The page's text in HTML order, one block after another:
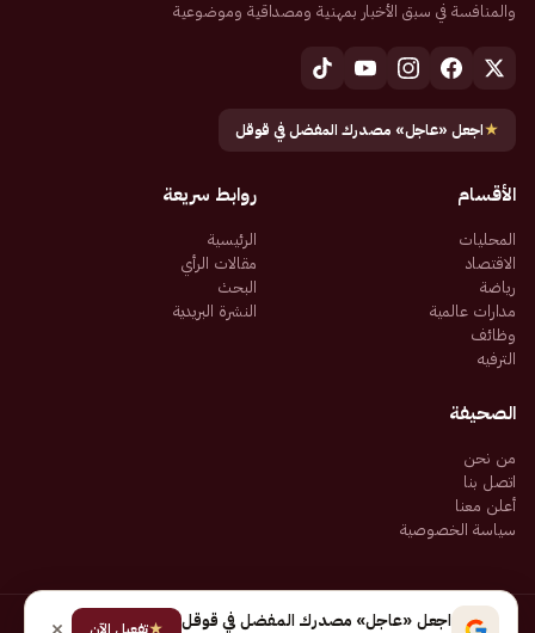
والمنافسة في سبق الأخبار بمهنية ومصداقية وموضوعية
★اجعل «عاجل» مصدرك المفضل في قوقل
الأقسام
المحليات
الاقتصاد
رياضة
مدارات عالمية
وظائف
الترفيه
روابط سريعة
الرئيسية
مقالات الرأي
البحث
النشرة البريدية
الصحيفة
من نحن
اتصل بنا
أعلن معنا
سياسة الخصوصية
جميع الحقوق محفوظة لـ شركة إيجاز للنشر الإلكتروني المالكة لصحيفة عاجل
اجعل «عاجل» مصدرك المفضل في قوقل ★تفعيل الآن